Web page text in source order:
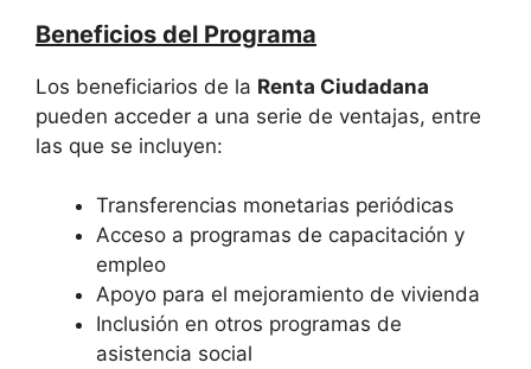
Beneficios del Programa
Los beneficiarios de la Renta Ciudadana
pueden acceder a una serie de ventajas, entre
las que se incluyen:
Transferencias monetarias periódicas
Acceso a programas de capacitación y
empleo
Apoyo para el mejoramiento de vivienda
Inclusión en otros programas de
asistencia social